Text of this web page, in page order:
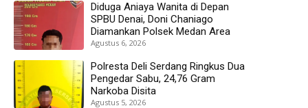
Diduga Aniaya Wanita di Depan
SPBU Denai, Doni Chaniago
Diamankan Polsek Medan Area
Agustus 6, 2026
Polresta Deli Serdang Ringkus Dua
Pengedar Sabu, 24,76 Gram
Narkoba Disita
Agustus 5, 2026